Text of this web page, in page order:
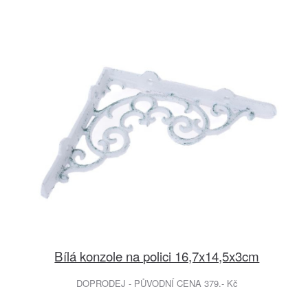
Bílá konzole na polici 16,7x14,5x3cm
DOPRODEJ - PŮVODNÍ CENA 379.- Kč